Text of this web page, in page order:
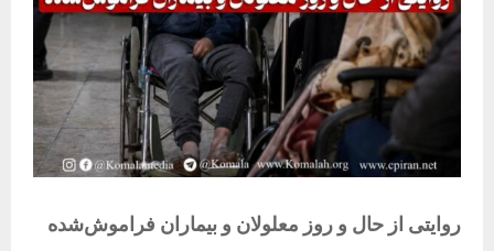
روایتی از حال و روز معلولان و بیماران فراموش‌شده